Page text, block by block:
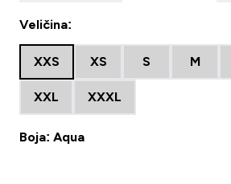
Veličina:
XXS XS S M
XXL XXXL
Boja: Aqua